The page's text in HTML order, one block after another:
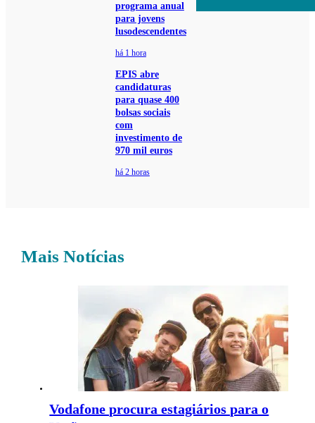
programa anual
para jovens
lusodescendentes
há 1 hora
EPIS abre
candidaturas
para quase 400
bolsas sociais
com
investimento de
970 mil euros
há 2 horas
Mais Notícias
Vodafone procura estagiários para o